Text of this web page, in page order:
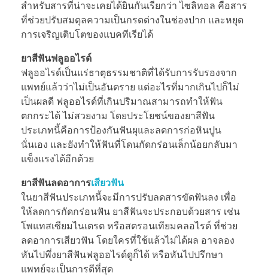
สำหรับสารที่น่าจะเคยได้ยินกันเรียกว่า ไซลิทอล คือสาร
ที่ช่วยปรับสมดุลความเป็นกรดด่างในช่องปาก และหยุด
การเจริญเติบโตของแบคทีเรียได้
ยาสีฟันฟลูออไรด์
ฟลูออไรด์เป็นแร่ธาตุธรรมชาติที่ได้รับการรับรองจาก
แพทย์แล้วว่าไม่เป็นอันตราย แต่อะไรที่มากเกินไปก็ไม่
เป็นผลดี ฟลูออไรด์ที่เกินปริมาณสามารถทำให้ฟัน
ตกกระได้ ไม่สวยงาม โดยประโยชน์ของยาสีฟัน
ประเภทนี้คือการป้องกันฟันผุและลดการก่อหินปูน
นั่นเอง และยังทำให้ฟันที่โดนกัดกร่อนเล็กน้อยกลับมา
แข็งแรงได้อีกด้วย
ยาสีฟันลดอาการเสียวฟัน
ในยาสีฟันประเภทนี้จะมีการปรับลดสารขัดฟันลง เพื่อ
ให้ลดการกัดกร่อนฟัน ยาสีฟันจะประกอบด้วยสาร เช่น
โพแทสเซียมไนเตรต หรือสตรอนเทียมคลอไรด์ ที่ช่วย
ลดอาการเสียวฟัน โดยใครที่ใช้แล้วไม่ได้ผล อาจลอง
หันไปพึ่งยาสีฟันฟลูออไรด์ดูก็ได้ หรือหันไปปรึกษา
แพทย์จะเป็นการดีที่สุด